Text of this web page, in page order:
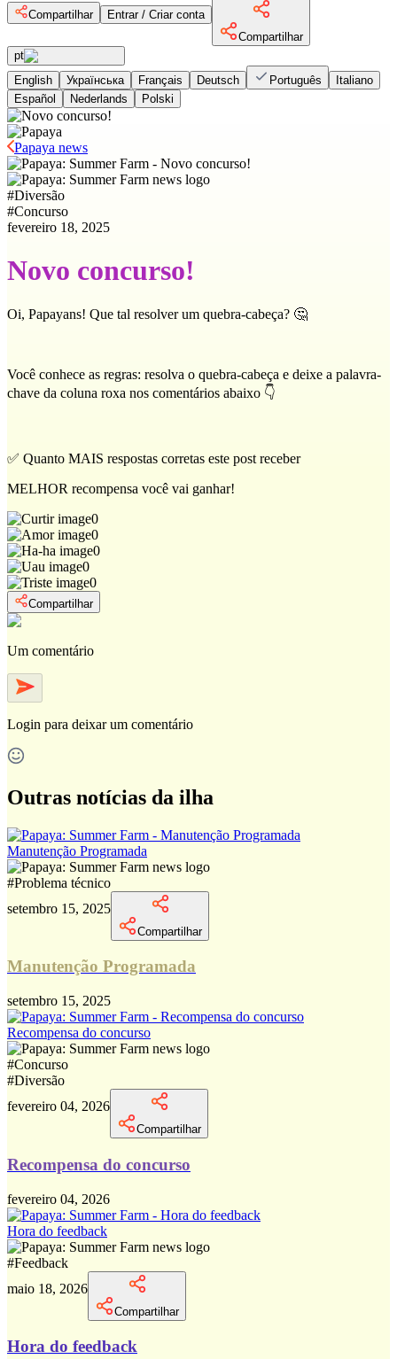
Compartilhar
Entrar / Criar conta
Compartilhar
pt
English
Українська Français Deutsch Português
Italiano
Español
Nederlands Polski
Papaya news
#Diversão
#Concurso
fevereiro 18, 2025
Novo concurso!
Oi, Papayans! Que tal resolver um quebra-cabeça? 🤔
Você conhece as regras: resolva o quebra-cabeça e deixe a palavra-
chave da coluna roxa nos comentários abaixo 👇
✅ Quanto MAIS respostas corretas este post receber
MELHOR recompensa você vai ganhar!
0
0
0
0
0
Compartilhar
Um comentário
Login para deixar um comentário
Outras notícias da ilha
Manutenção Programada
#Problema técnico
setembro 15, 2025
Compartilhar
Manutenção Programada
setembro 15, 2025
Recompensa do concurso
#Concurso
#Diversão
fevereiro 04, 2026
Compartilhar
Recompensa do concurso
fevereiro 04, 2026
Hora do feedback
#Feedback
maio 18, 2026
Compartilhar
Hora do feedback